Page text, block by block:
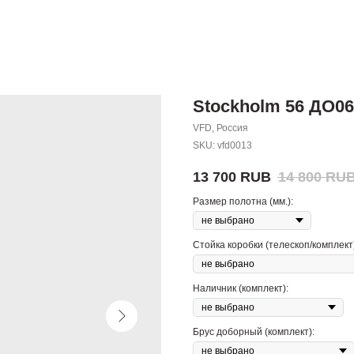
Stockholm 56 ДО06
VFD, Россия
SKU: vfd0013
13 700 RUB 14 800
Размер полотна (мм.):
Стойка коробки (телескоп/
Наличник (комплект):
Брус доборный (комплект):